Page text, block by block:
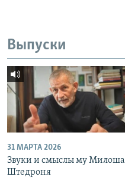
Выпуски
31 МАРТА 2026
Звуки и смыслы му Милоша
Штедроня